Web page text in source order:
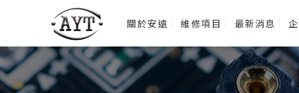
關於安遠 維修項目 最新消息